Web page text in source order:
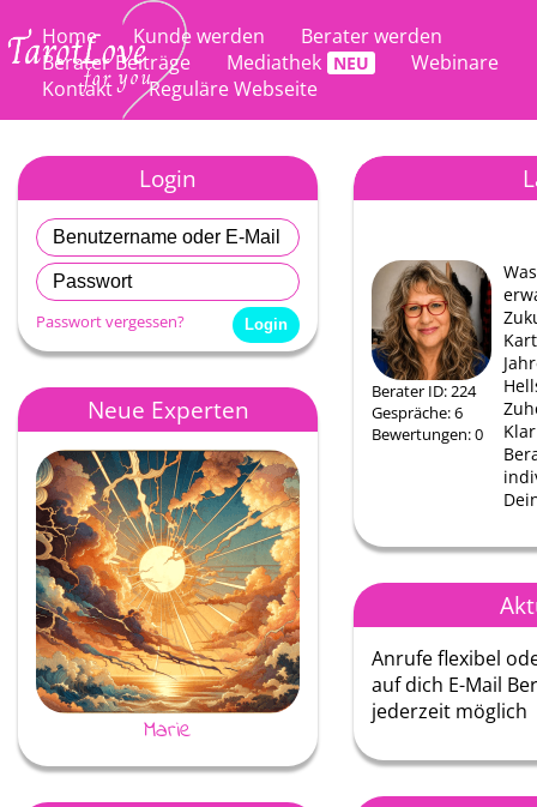
Home Kunde werden
Berater werden
Berater Beiträge
Mediathek
Webinare
Kontakt
Reguläre Webseite
Login
Passwort vergessen?
Neue Experten
Marie
Berater ID: 224
Gespräche: 6
Bewertungen: 0
Anrufe flexibel
auf dich E-Mail
jederzeit möglich